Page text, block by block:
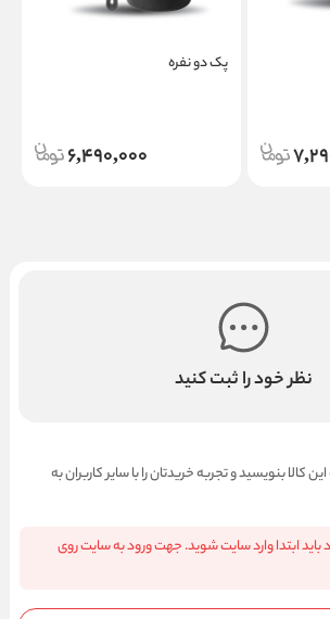
پک دو نفره
6,490,000
نظر خود را ثبت کنید
کالا بنویسید و تجربه خریدتان را با سایر کاربران به
ابتدا وارد سایت شوید. جهت ورود به سایت روی